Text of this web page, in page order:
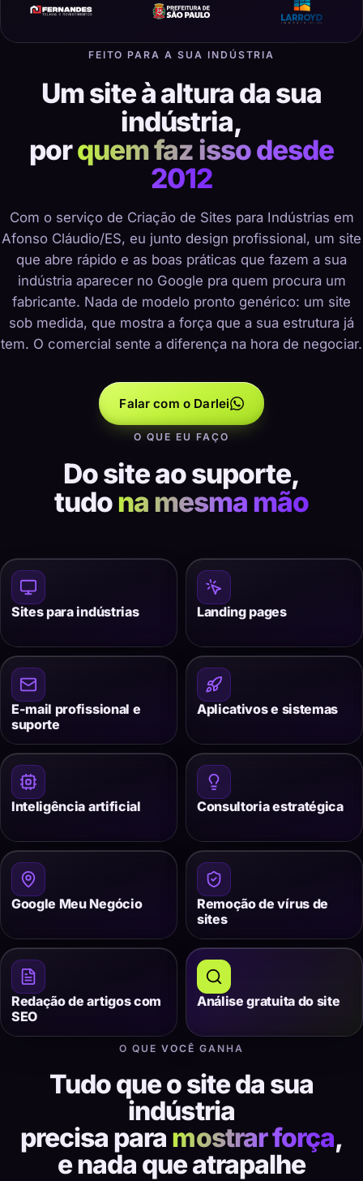
FEITO PARA A SUA INDÚSTRIA
Um site à altura da sua
indústria,
porquem faz isso desde
2012
Com o serviço de Criação de Sites para Indústrias em
Afonso Cláudio/ES, eu junto design profissional, um site
que abre rápido e as boas práticas que fazem a sua
indústria aparecer no Google pra quem procura um
fabricante. Nada de modelo pronto genérico: um site
sob medida, que mostra a força que a sua estrutura já
tem. O comercial sente a diferença na hora de negociar.
Falar com o Darlei
O QUE EU FAÇO
Do site ao suporte,
tudona mesma mão
Sites para indústrias Landing pages
E-mail profissional e
suporte
Aplicativos e sistemas
Inteligência artificial Consultoria estratégica
Google Meu Negócio
Remoção de vírus de
sites
Redação de artigos com
SEO
Análise gratuita do site
O QUE VOCÊ GANHA
Tudo que o site da sua
indústria
precisa para mostrar força,
e nada que atrapalhe